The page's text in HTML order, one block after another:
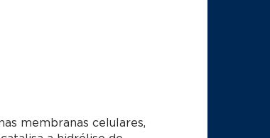
membranas celulares,